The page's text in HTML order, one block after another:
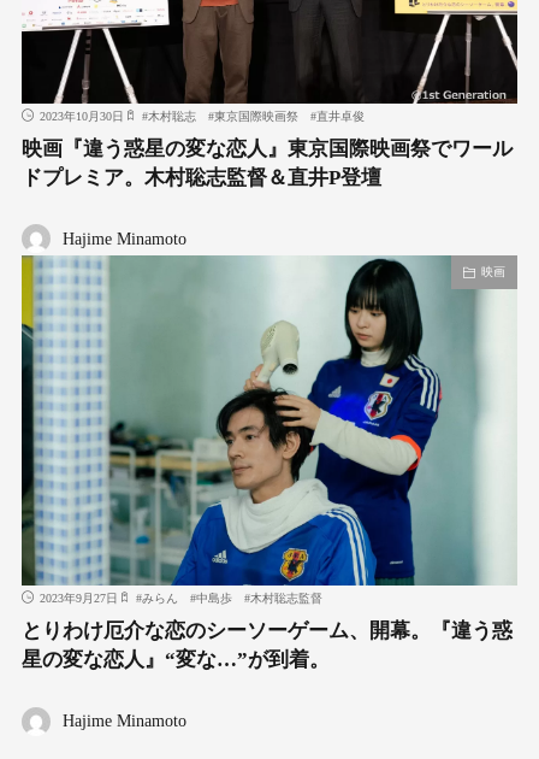
2023年10月30日 #⽊村聡志 #東京国際映画祭 #直井卓俊
映画『違う惑星の変な恋人』東京国際映画祭でワール
ドプレミア。⽊村聡志監督＆直井P登壇
Hajime Minamoto
映画
2023年9月27日 #みらん #中島歩 #⽊村聡志監督
とりわけ厄介な恋のシーソーゲーム、開幕。『違う惑
星の変な恋⼈』“変な…”が到着。
Hajime Minamoto